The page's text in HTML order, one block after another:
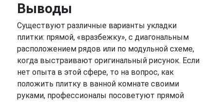
Выводы
Существуют различные варианты укладки
плитки: прямой, «вразбежку», с диагональным
расположением рядов или по модульной схеме,
когда выстраивают оригинальный рисунок. Если
нет опыта в этой сфере, то на вопрос, как
положить плитку в ванной комнате своими
руками, профессионалы посоветуют прямой